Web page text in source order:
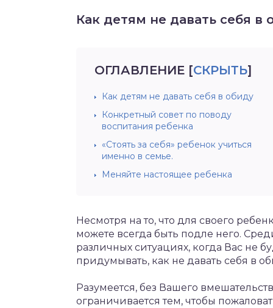
Как детям не давать себя в
ОГЛАВЛЕНИЕ [СКРЫТЬ]
Как детям не давать себя в обиду
Конкретный совет по поводу
воспитания ребенка
«Стоять за себя» ребенок учиться
именно в семье.
Меняйте настоящее ребенка
Несмотря на то, что для своего
можете всегда быть подле него.
различных ситуациях, когда Вас не
придумывать, как не давать себя в
Разумеется, без Вашего
ограничивается тем, чтобы